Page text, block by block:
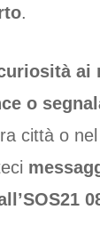
.
ai
o
città o